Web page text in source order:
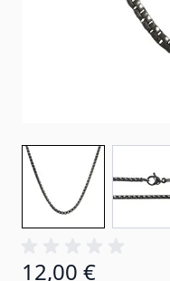
12,00 €